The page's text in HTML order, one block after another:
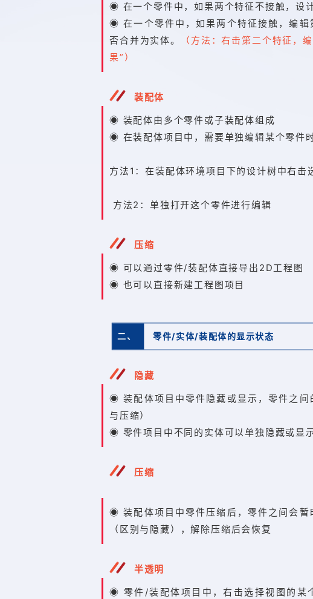
◉ 在一个零件中，如果两个特征不接触，设
◉ 在一个零件中，如果两个特征接触，编辑
否合并为实体。
（方法：右击第二个特征，
果”）
装配体
◉ 装配体由多个零件或子装配体组成
◉ 在装配体项目中，需要单独编辑某个零件
方法1：在装配体环境项目下的设计树中右击
方法2：单独打开这个零件进行编辑
压缩
◉ 可以通过零件/装配体直接导出2D工程图
◉ 也可以直接新建工程图项目
二、 零件/实体/装配体的显示状态
隐藏
◉ 装配体项目中零件隐藏或显示，零件之间
与压缩）
◉ 零件项目中不同的实体可以单独隐藏或显
压缩
◉装配体项目中零件压缩后，零件之间会
（区别与隐藏），解除压缩后会恢复
半透明
◉ 零件/装配体项目中，右击选择视图的某